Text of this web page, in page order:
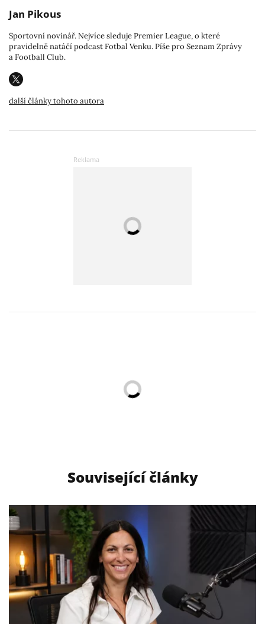
Jan Pikous
Sportovní novinář. Nejvíce sleduje Premier League, o které
pravidelně natáčí podcast Fotbal Venku. Píše pro Seznam Zprávy
a Football Club.
další články tohoto autora
Související články